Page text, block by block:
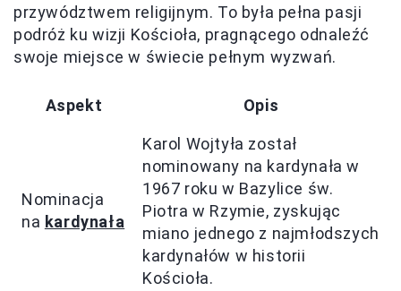
przywództwem religijnym. To była pełna pasji
podróż ku wizji Kościoła, pragnącego odnaleźć
swoje miejsce w świecie pełnym wyzwań.
Aspekt Opis
Nominacja
na kardynała
Karol Wojtyła został
nominowany na kardynała w
1967 roku w Bazylice św.
Piotra w Rzymie, zyskując
miano jednego z najmłodszych
kardynałów w historii
Kościoła.